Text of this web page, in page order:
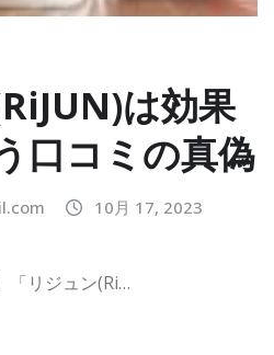
は効果
口コミの真偽
10月 17, 2023
「リジュン(Ri…